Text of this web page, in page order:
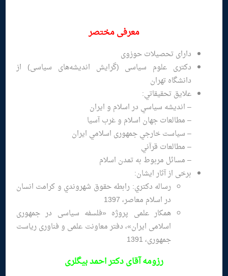
معرفی مختصر
دارای تحصیلات حوزوی
دکتری علوم سیاسی (گرایش اندیشه‌های سیاسی) از
دانشگاه تهران
علايق تحقيقاتي:
– اندیشه سیاسي در اسلام و ایران
– مطالعات جهان اسلام و غرب آسیا
– سیاست خارجي جمهوری اسلامي ایران
– مطالعات قرآني
– مسائل مربوط به تمدن اسلام
برخی از آثار ایشان:
رساله دكتري: رابطه حقوق شهروندي و كرامت انسان
در اسلام معاصر، 1397
همکار علمی پروژه «فلسفه سیاسی در جمهوری
اسلامی ایران»، دفتر معاونت علمی و فناوری ریاست
جمهوری، 1391
رزومهآقای دکتر احمد بیگلری